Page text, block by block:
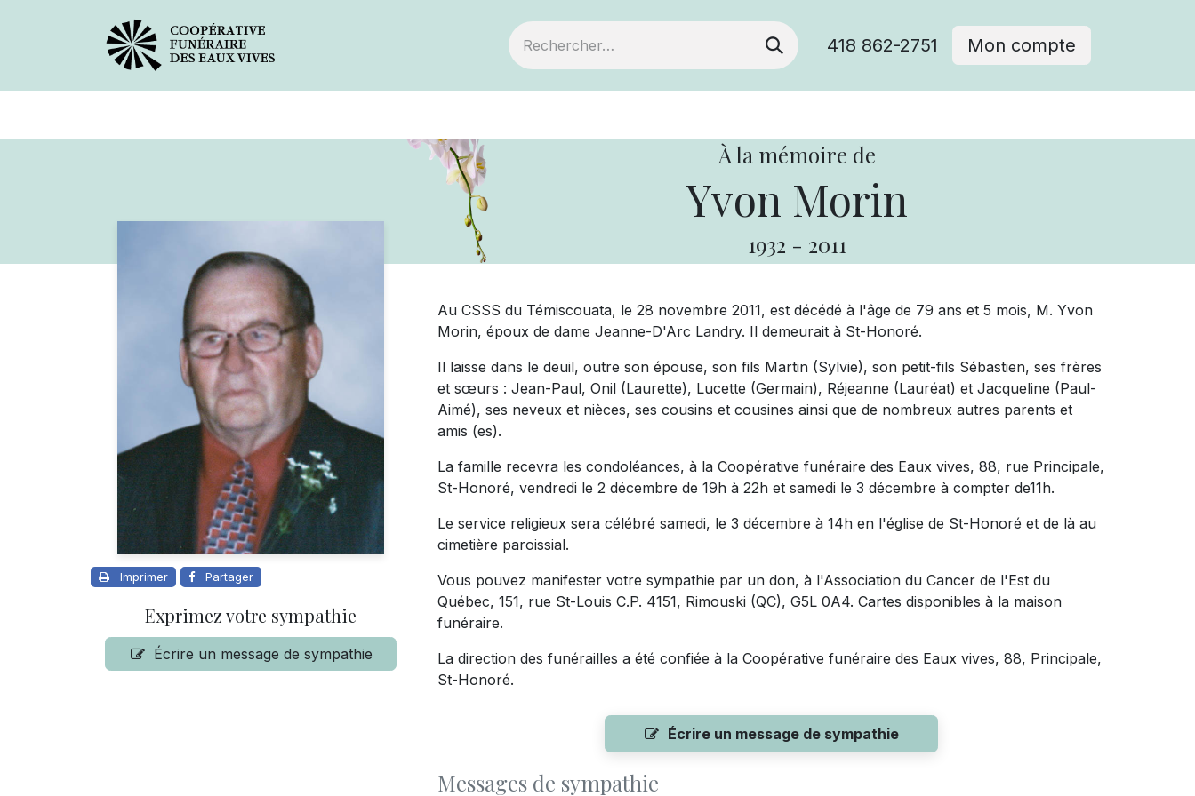
418 862-2751 Mon compte
À la mémoire de
Yvon Morin
1932 - 2011
Imprimer Partager
Exprimez votre sympathie
Écrire un message de sympathie
Au CSSS du Témiscouata, le 28 novembre 2011, est décédé à l'âge de 79 ans et 5 mois, M. Yvon
Morin, époux de dame Jeanne-D'Arc Landry. Il demeurait à St-Honoré.
Il laisse dans le deuil, outre son épouse, son fils Martin (Sylvie), son petit-fils Sébastien, ses frères
et sœurs : Jean-Paul, Onil (Laurette), Lucette (Germain), Réjeanne (Lauréat) et Jacqueline (Paul-
Aimé), ses neveux et nièces, ses cousins et cousines ainsi que de nombreux autres parents et
amis (es).
La famille recevra les condoléances, à la Coopérative funéraire des Eaux vives, 88, rue Principale,
St-Honoré, vendredi le 2 décembre de 19h à 22h et samedi le 3 décembre à compter de11h.
Le service religieux sera célébré samedi, le 3 décembre à 14h en l'église de St-Honoré et de là au
cimetière paroissial.
Vous pouvez manifester votre sympathie par un don, à l'Association du Cancer de l'Est du
Québec, 151, rue St-Louis C.P. 4151, Rimouski (QC), G5L 0A4. Cartes disponibles à la maison
funéraire.
La direction des funérailles a été confiée à la Coopérative funéraire des Eaux vives, 88, Principale,
St-Honoré.
Écrire un message de sympathie
Messages de sympathie